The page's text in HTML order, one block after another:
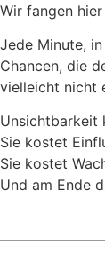
Wir fangen
Jede Minute,
Chancen, die
vielleicht nicht
Unsichtbarkeit
Sie kostet
Sie kostet
Und am Ende